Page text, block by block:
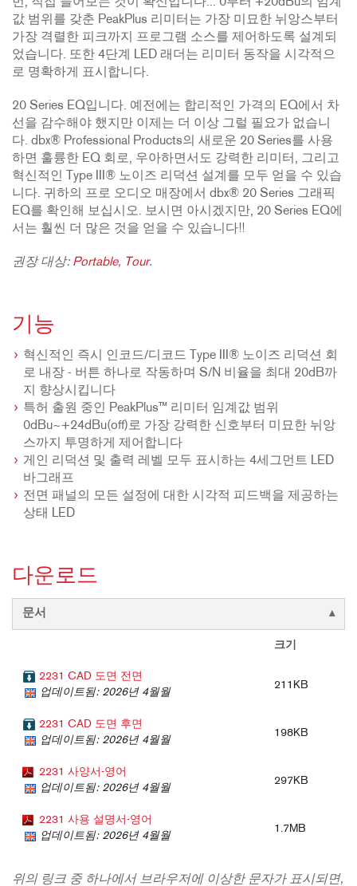
값 범위를 갖춘 PeakPlus 리미터는 가장 미묘한 뉘앙스부터
가장 격렬한 피크까지 프로그램 소스를 제어하도록 설계되
었습니다. 또한 4단계 LED 래더는 리미터 동작을 시각적으
로 명확하게 표시합니다.
20 Series EQ입니다. 예전에는 합리적인 가격의 EQ에서 차
선을 감수해야 했지만 이제는 더 이상 그럴 필요가 없습니
다. dbx® Professional Products의 새로운 20 Series를 사용
하면 훌륭한 EQ 회로, 우아하면서도 강력한 리미터, 그리고
혁신적인 Type III® 노이즈 리덕션 설계를 모두 얻을 수 있습
니다. 귀하의 프로 오디오 매장에서 dbx® 20 Series 그래픽
EQ를 확인해 보십시오. 보시면 아시겠지만, 20 Series EQ에
서는 훨씬 더 많은 것을 얻을 수 있습니다!!
권장 대상: Portable, Tour.
기능
혁신적인 즉시 인코드/디코드 Type III® 노이즈 리덕션 회
로 내장 - 버튼 하나로 작동하며 S/N 비율을 최대 20dB까
지 향상시킵니다
특허 출원 중인 PeakPlus™ 리미터 임계값 범위
0dBu~+24dBu(off)로 가장 강력한 신호부터 미묘한 뉘앙
스까지 투명하게 제어합니다
게인 리덕션 및 출력 레벨 모두 표시하는 4세그먼트 LED
바그래프
전면 패널의 모든 설정에 대한 시각적 피드백을 제공하는
상태 LED
다운로드
문서
크기
2231 CAD 도면 전면
업데이트됨: 2026년 4월월
211KB
2231 CAD 도면 후면
업데이트됨: 2026년 4월월
198KB
2231 사양서-영어
업데이트됨: 2026년 4월월
297KB
2231 사용 설명서-영어
업데이트됨: 2026년 4월월
1.7MB
위의 링크 중 하나에서 브라우저에 이상한 문자가 표시되면,